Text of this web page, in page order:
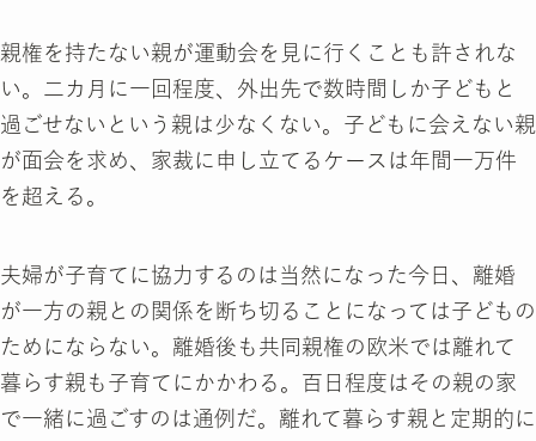
親権を持たない親が運動会を見に行くことも許されな
い。二カ月に一回程度、外出先で数時間しか子どもと
過ごせないという親は少なくない。子どもに会えない親
が面会を求め、家裁に申し立てるケースは年間一万件
を超える。
夫婦が子育てに協力するのは当然になった今日、離婚
が一方の親との関係を断ち切ることになっては子どもの
ためにならない。離婚後も共同親権の欧米では離れて
暮らす親も子育てにかかわる。百日程度はその親の家
で一緒に過ごすのは通例だ。離れて暮らす親と定期的に